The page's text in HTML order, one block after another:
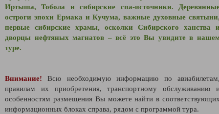
Иртыша, Тобола и сибирские спа-источники.
остроги эпохи Ермака и Кучума, важные духовные
первые сибирские храмы, осколки Сибирского ханства
дворцы нефтяных магнатов – всё это Вы увидите в
туре.
Внимание!
Всю необходимую информацию по
правилам их приобретения, транспортному обслуживанию
особенностям размещения Вы можете найти в
информационных блоках справа, рядом с программой тура.